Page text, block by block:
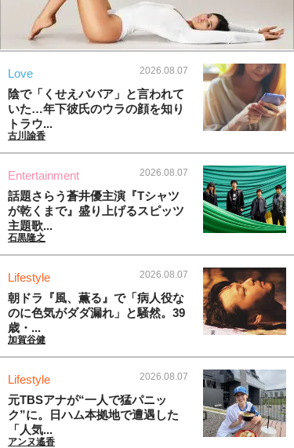
Love 2026.08.07
陰で「くせえババア」と言われて
いた…年下彼氏のウラの顔を知り
トラウ...
古川諭香
Entertainment 2026.08.07
話題さらう蒼井優主演『Tシャツ
が乾くまで』盛り上げるスピッツ
主題歌...
石黒隆之
Lifestyle 2026.08.07
朝ドラ『風、薫る』で「病人役な
のに色気がダダ漏れ」と騒然。39
歳・...
加賀谷健
Lifestyle 2026.08.07
元TBSアナが“一人で猛パニッ
ク”に。日ハム本拠地で遭遇した
「人気...
アンヌ遙香